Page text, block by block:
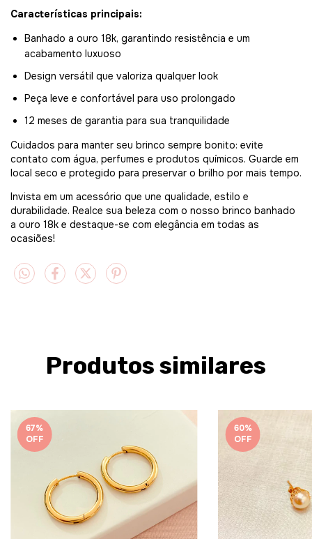
Características principais:
Banhado a ouro 18k, garantindo resistência e um
acabamento luxuoso
Design versátil que valoriza qualquer look
Peça leve e confortável para uso prolongado
12 meses de garantia para sua tranquilidade
Cuidados para manter seu brinco sempre bonito: evite
contato com água, perfumes e produtos químicos. Guarde em
local seco e protegido para preservar o brilho por mais tempo.
Invista em um acessório que une qualidade, estilo e
durabilidade. Realce sua beleza com o nosso brinco banhado
a ouro 18k e destaque-se com elegância em todas as
ocasiões!
Produtos similares
67%
OFF
60%
OFF